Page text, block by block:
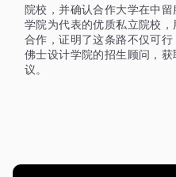
院校，并确认合作大学在中
学院为代表的优质私立院校
合作，证明了这条路不仅可
佛士设计学院的招生顾问，
议 。